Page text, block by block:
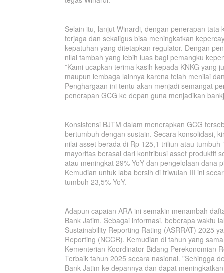
Selain itu, lanjut Winardi, dengan penerapan
terjaga dan sekaligus bisa meningkatkan
kepatuhan yang ditetapkan regulator. Dengan
nilai tambah yang lebih luas bagi pemangku
”Kami ucapkan terima kasih kepada KNKG yang
maupun lembaga lainnya karena telah menilai
Penghargaan ini tentu akan menjadi semangat
penerapan GCG ke depan guna menjadikan
Konsistensi BJTM dalam menerapkan GCG
bertumbuh dengan sustain. Secara konsolidasi,
nilai asset berada di Rp 125,1 triliun atau
mayoritas berasal dari kontribusi asset produktif
atau meningkat 29% YoY dan pengelolaan dana
Kemudian untuk laba bersih di triwulan III ini
tumbuh 23,5% YoY.
Adapun capaian ARA ini semakin menambah
Bank Jatim. Sebagai informasi, beberapa waktu
Sustainability Reporting Rating (ASRRAT) 2025
Reporting (NCCR). Kemudian di tahun yang
Kementerian Koordinator Bidang Perekonomian
Terbaik tahun 2025 secara nasional. ”Sehingga
Bank Jatim ke depannya dan dapat